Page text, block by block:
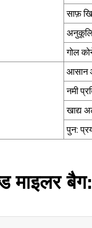
साफ़
गोल
आसान
नमी
खाद्य
पुन:
माइलर